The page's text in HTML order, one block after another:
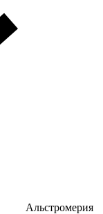
Альстромерия